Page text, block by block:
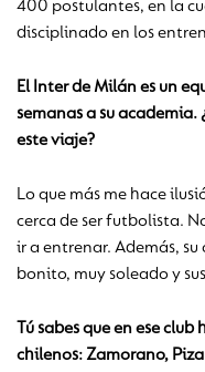
400 postulantes, en la
disciplinado en los
El Inter de Milán es un
semanas a su academia.
este viaje?
Lo que más me hace
cerca de ser futbolista.
ir a entrenar. Además,
bonito, muy soleado y
Tú sabes que en ese
chilenos: Zamorano,